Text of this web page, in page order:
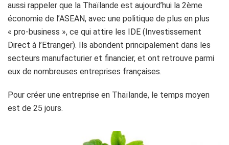
aussi rappeler que la Thaïlande est aujourd’hui la 2ème
économie de l’ASEAN, avec une politique de plus en plus
« pro-business », ce qui attire les IDE (Investissement
Direct à l’Etranger). Ils abondent principalement dans les
secteurs manufacturier et financier, et ont retrouve parmi
eux de nombreuses entreprises françaises.
Pour créer une entreprise en Thaïlande, le temps moyen
est de 25 jours.